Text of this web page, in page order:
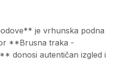
je vrhunska podna
**Brusna traka -
donosi autentičan izgled i